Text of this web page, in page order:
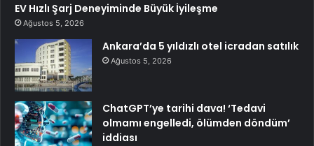
EV Hızlı Şarj Deneyiminde Büyük İyileşme
Ağustos 5, 2026
Ankara’da 5 yıldızlı otel icradan satılık
Ağustos 5, 2026
ChatGPT’ye tarihi dava! ‘Tedavi
olmamı engelledi, ölümden döndüm’
iddiası